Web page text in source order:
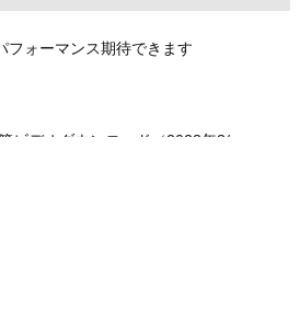
ォーマンス期待できます
ビデオダウンロード（2023年3/